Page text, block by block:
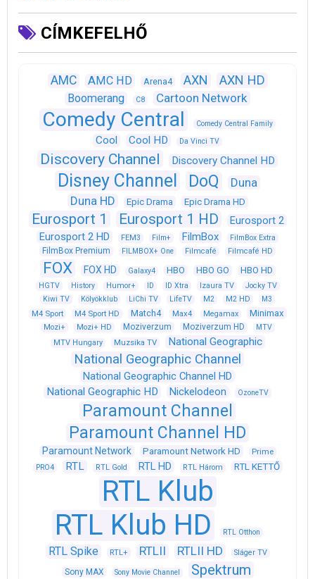
CÍMKEFELHŐ
AMC AMC HD Arena4 AXN AXN HD
Boomerang C8 Cartoon Network
Comedy Central Comedy Central Family
Cool Cool HD Da Vinci TV
Discovery Channel Discovery Channel HD
Disney Channel DoQ
Duna
Duna HD
Epic Drama Epic Drama HD
Eurosport 1 Eurosport 1 HD
Eurosport 2
Eurosport 2 HD
FEM3 Film+ FilmBox FilmBox Extra
FilmBox Premium FILMBOX+ One Filmcafé Filmcafé HD
FOX FOX HD Galaxy4 HBO HBO GO HBO HD
HGTV History Humor+ ID ID Xtra Izaura TV
Jocky TV
Kiwi TV
Kölyökklub LiChi TV LifeTV M2 M2 HD M3
M4 Sport M4 Sport HD Match4 Max4 Megamax Minimax
Mozi+ Mozi+ HD Moziverzum Moziverzum HD
MTV
MTV Hungary
Muzsika TV National Geographic
National Geographic Channel
National Geographic Channel HD
National Geographic HD
Nickelodeon OzoneTV
Paramount Channel
Paramount Channel HD
Paramount Network Paramount Network HD Prime
PRO4 RTL RTL Gold RTL HD RTL Három RTL KETTŐ
RTL Klub
RTL Klub HD
RTL Otthon
RTL Spike RTL+ RTLII RTLII HD Sláger TV
Sony MAX Sony Movie Channel
Spektrum